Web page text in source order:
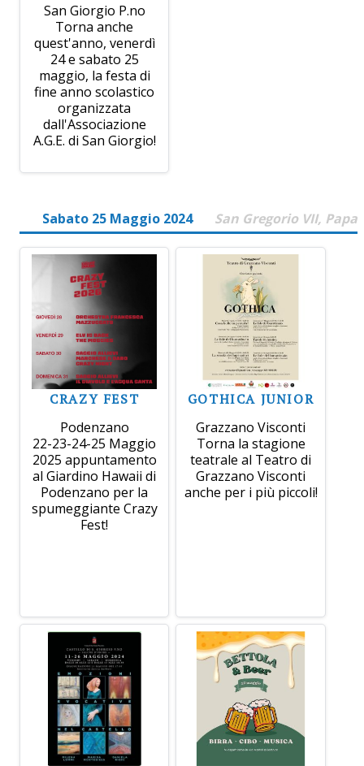
San Giorgio P.no
Torna anche
quest'anno, venerdì
24 e sabato 25
maggio, la festa di
fine anno scolastico
organizzata
dall'Associazione
A.G.E. di San Giorgio!
Sabato 25 Maggio 2024 San Gregorio VII, Papa
CRAZY FEST
Podenzano
22-23-24-25 Maggio
2025 appuntamento
al Giardino Hawaii di
Podenzano per la
spumeggiante Crazy
Fest!
GOTHICA JUNIOR
Grazzano Visconti
Torna la stagione
teatrale al Teatro di
Grazzano Visconti
anche per i più piccoli!